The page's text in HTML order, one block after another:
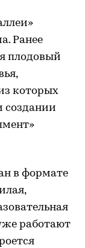
Ранее
плодовый
которых
создании
в формате
работают